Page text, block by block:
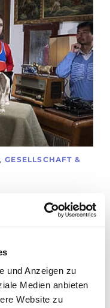
und Anzeigen zu
Medien anbieten
Website zu
,GESELLSCHAFT &